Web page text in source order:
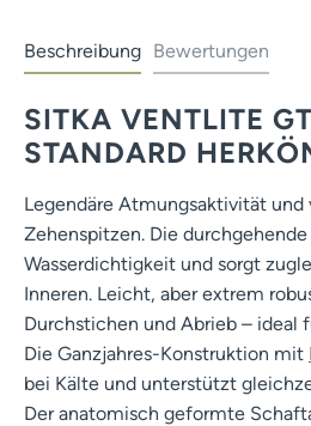
Beschreibung Bewertungen
SITKA VENTLITE
STANDARD
Legendäre Atmungsaktivität
Zehenspitzen. Die
Wasserdichtigkeit und sorgt
Inneren. Leicht, aber extrem
Durchstichen und Abrieb – ideal
Die Ganzjahres-Konstruktion mit
bei Kälte und unterstützt
Der anatomisch geformte